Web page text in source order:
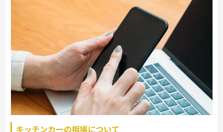
キッチンカーの相場について